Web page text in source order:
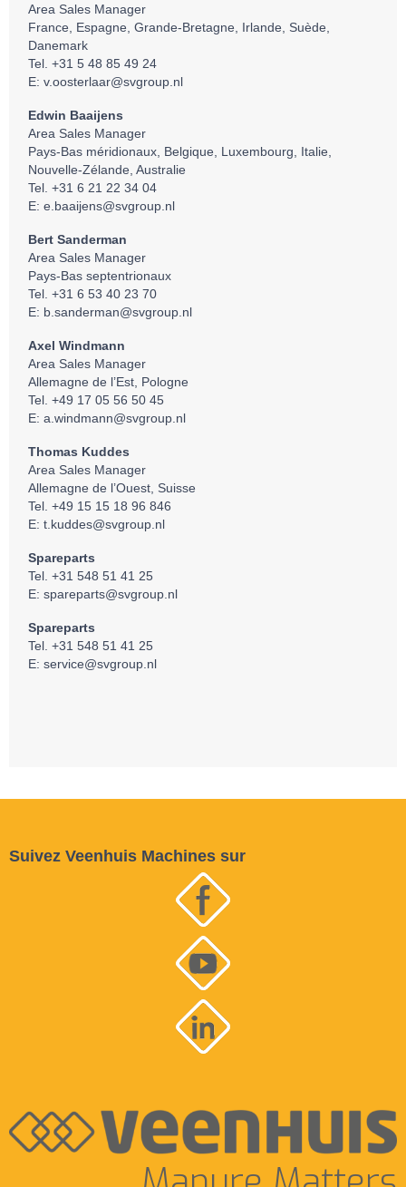
Area Sales Manager
France, Espagne, Grande-Bretagne, Irlande, Suède,
Danemark
Tel. +31 5 48 85 49 24
E:v.oosterlaar@svgroup.nl
Edwin Baaijens
Area Sales Manager
Pays-Bas méridionaux, Belgique, Luxembourg, Italie,
Nouvelle-Zélande, Australie
Tel. +31 6 21 22 34 04
E:e.baaijens@svgroup.nl
Bert Sanderman
Area Sales Manager
Pays-Bas septentrionaux
Tel. +31 6 53 40 23 70
E: b.sanderman@svgroup.nl
Axel Windmann
Area Sales Manager
Allemagne de l’Est, Pologne
Tel. +49 17 05 56 50 45
E:a.windmann@svgroup.nl
Thomas Kuddes
Area Sales Manager
Allemagne de l’Ouest, Suisse
Tel. +49 15 15 18 96 846
E:t.kuddes@svgroup.nl
Spareparts
Tel. +31 548 51 41 25
E:spareparts@svgroup.nl
Spareparts
Tel. +31 548 51 41 25
E:service@svgroup.nl
Suivez Veenhuis Machines sur